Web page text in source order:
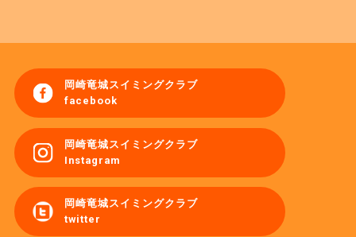
岡崎竜城スイミングクラブ
facebook
岡崎竜城スイミングクラブ
Instagram
岡崎竜城スイミングクラブ
twitter